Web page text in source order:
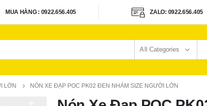
ZALO: 0922.656.405 CN1: 723 HƯNG PHÚ P9
All Categories
LỚN NÓN XE ĐẠP POC PK02 ĐEN NHÁM SIZE NGƯỜI LỚN